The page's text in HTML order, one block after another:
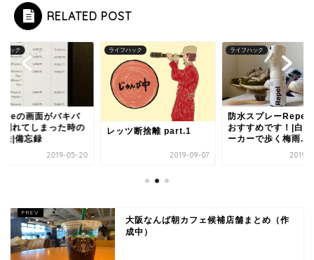
RELATED POST
ハック
の画面がバキバ
割れてしまった時の
法|備忘録
2019-05-20
ライフハック
レッツ断捨離 part.1
2019-09-07
ライフハック
防水スプレーRepel
おすすめです！|白い
ーカーで歩く梅雨...
2019-
大阪なんば朝カフェ候補店舗まとめ（作
成中）